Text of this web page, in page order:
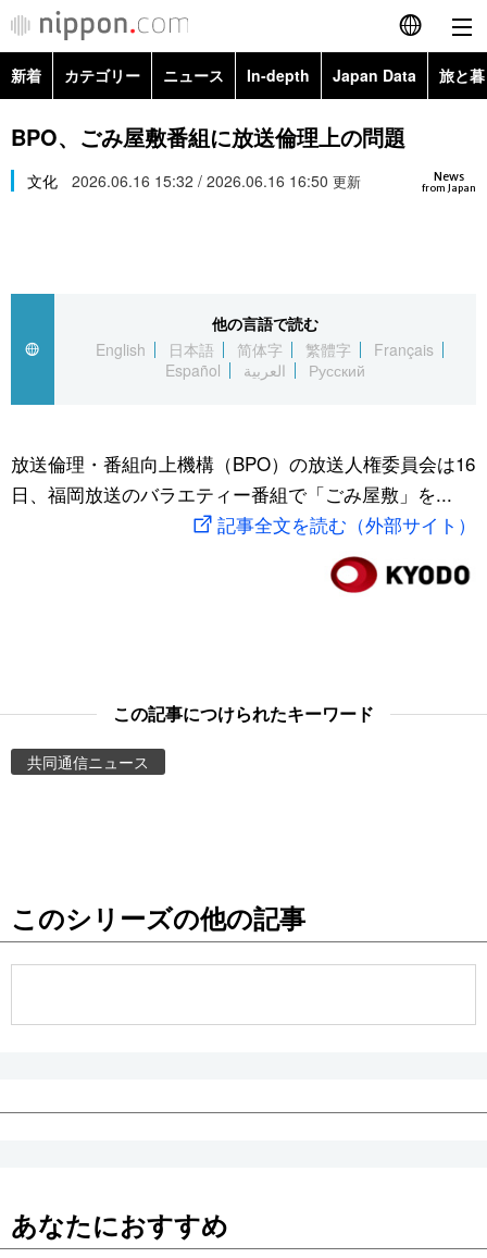
English
简体字
繁體字
العربية
社会
スポーツ・東京2020
旅と暮らし
Images
新着 カテゴリー ニュース In-depth Japan Data 旅と
政治・外交
経済・ビジネス
社会
文化
科学・技術
暮らし
Topics
Images
お知らせ
BPO、ごみ屋敷番組に放送倫理上の問題
News
from Japan
文化 2026.06.16 15:32 / 2026.06.16 16:50 更新
他の言語で読む
English
日本語 简体字 繁體字
Français
Español
العربية Русский
放送倫理・番組向上機構（BPO）の放送人権委員会は16
日、福岡放送のバラエティー番組で「ごみ屋敷」を...
記事全文を読む（外部サイト）
この記事につけられたキーワード
共同通信ニュース
このシリーズの他の記事
あなたにおすすめ